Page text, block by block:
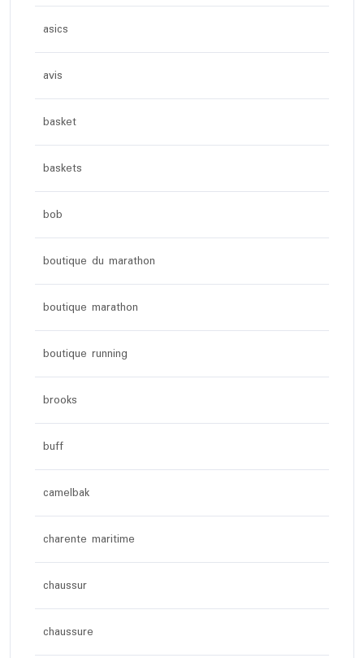
asics
avis
basket
baskets
bob
boutique du marathon
boutique marathon
boutique running
brooks
buff
camelbak
charente maritime
chaussur
chaussure